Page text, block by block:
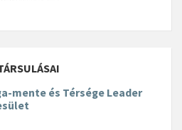
mente és Térsége Leader